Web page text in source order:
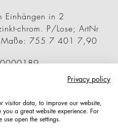
Einhängen in 2
chrom. P/Lose; ArtNr
755 7 401 7,90
mm
Privacy policy
visitor data, to improve our website,
a great website experience. For
open the settings.